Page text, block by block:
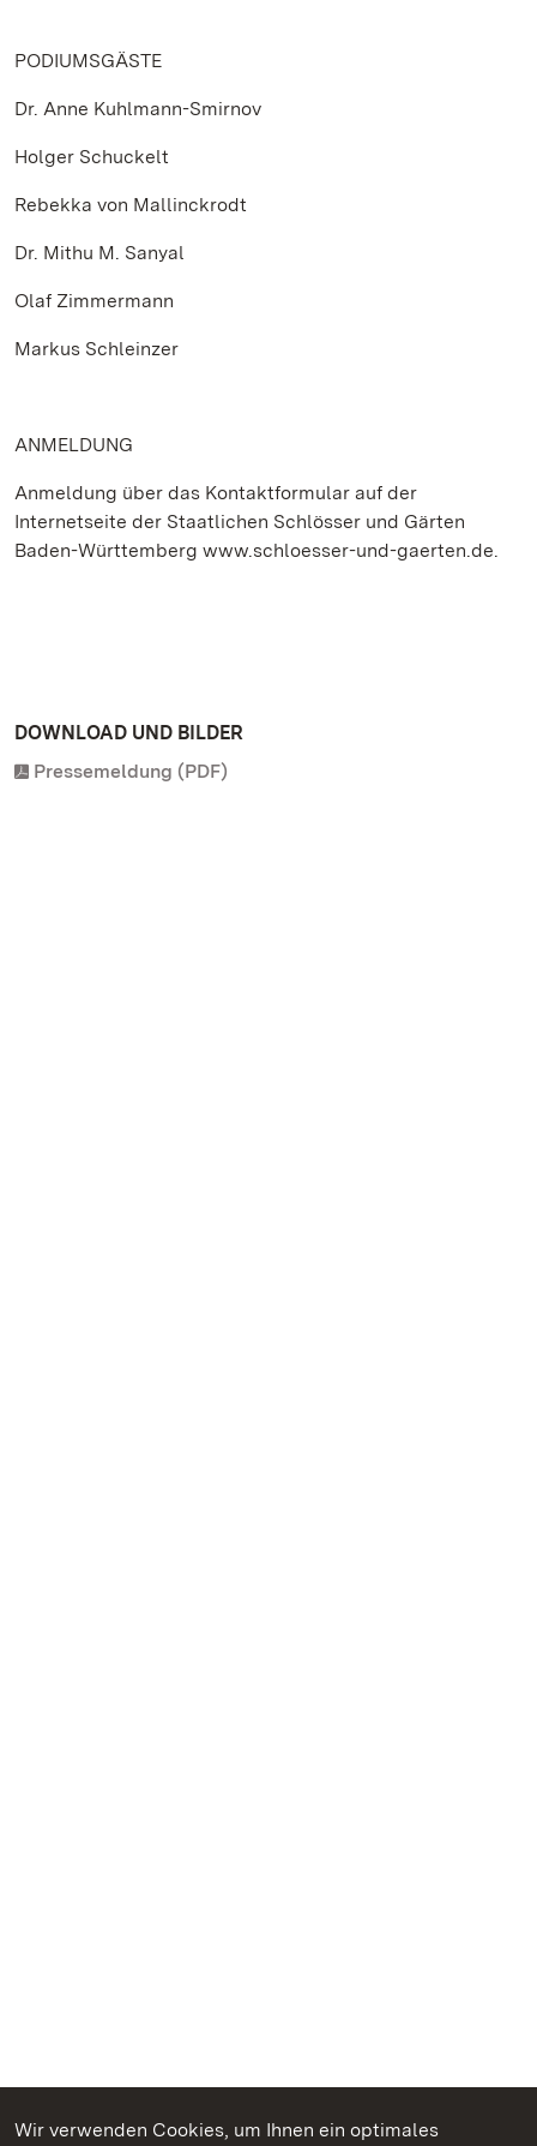
Wir verwenden Cookies, um Ihnen ein optimales
PODIUMSGÄSTE
Dr. Anne Kuhlmann-Smirnov
Holger Schuckelt
Rebekka von Mallinckrodt
Dr. Mithu M. Sanyal
Olaf Zimmermann
Markus Schleinzer
ANMELDUNG
Anmeldung über das Kontaktformular auf der
Internetseite der Staatlichen Schlösser und Gärten
Baden-Württemberg www.schloesser-und-gaerten.de.
DOWNLOAD UND BILDER
Pressemeldung (PDF)